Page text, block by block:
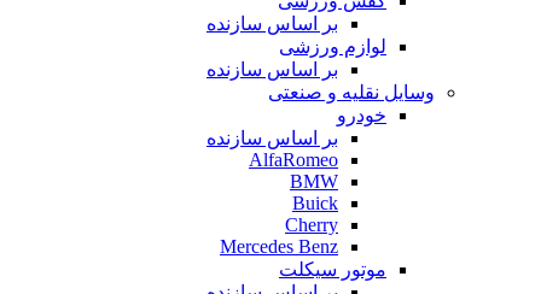
بر اساس سازنده
لوازم ورزشی
بر اساس سازنده
وسایل نقلیه و صنعتی
خودرو
بر اساس سازنده
AlfaRomeo
BMW
Buick
Cherry
Mercedes Benz
موتور سیکلت